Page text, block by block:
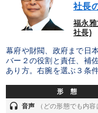
社長
福永
社長)
幕府や財閥、政府まで日
バー２の役割と責任、補
あり方。右腕を選ぶ３条
形 態
headset 音声 （どの形態でも内容